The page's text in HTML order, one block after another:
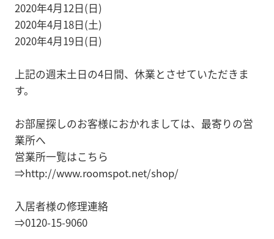
2020年4月12日(日)
2020年4月18日(土)
2020年4月19日(日)
上記の週末土日の4日間、休業とさせていただきま
す。
お部屋探しのお客様におかれましては、最寄りの営
業所へ
営業所一覧はこちら
⇒http://www.roomspot.net/shop/
入居者様の修理連絡
⇒0120-15-9060